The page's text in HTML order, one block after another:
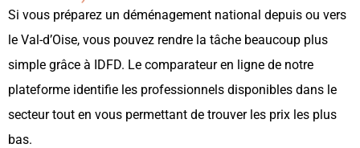
Si vous préparez un déménagement national depuis ou vers
le Val-d’Oise, vous pouvez rendre la tâche beaucoup plus
simple grâce à IDFD. Le comparateur en ligne de notre
plateforme identifie les professionnels disponibles dans le
secteur tout en vous permettant de trouver les prix les plus
bas.